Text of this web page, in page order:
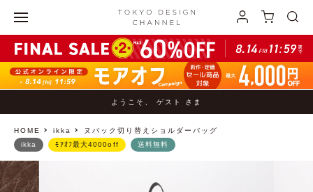
ようこそ、 ゲスト さま
HOME ikka ヌバック切り替えショルダーバッグ
ikka ﾓｱｵﾌ最大4000off 送料無料